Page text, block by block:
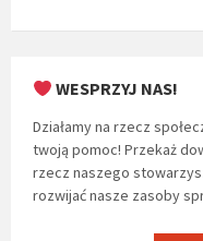
WESPRZYJ NAS!
Działamy na rzecz
twoją pomoc! Przekaż
rzecz naszego
rozwijać nasze zasoby